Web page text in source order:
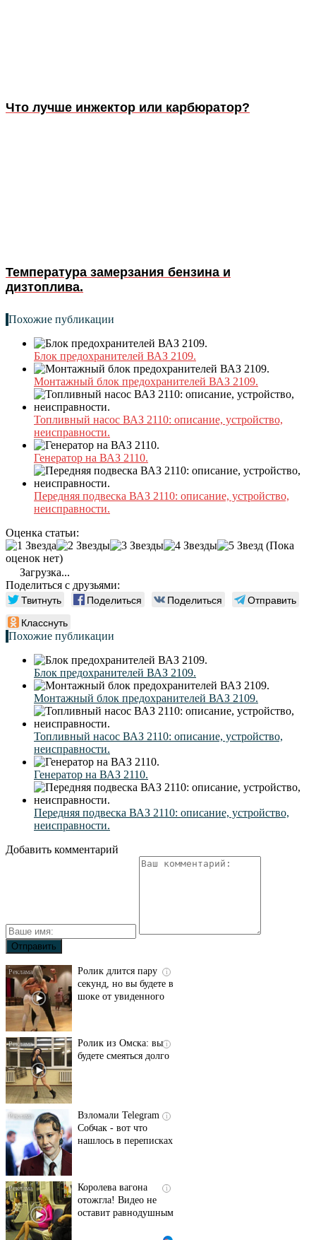
Что лучше инжектор или карбюратор?
Температура замерзания бензина и
дизтоплива.
Похожие публикации
Блок предохранителей ВАЗ 2109.
Монтажный блок предохранителей ВАЗ 2109.
Топливный насос ВАЗ 2110: описание, устройство,
неисправности.
Генератор на ВАЗ 2110.
Передняя подвеска ВАЗ 2110: описание, устройство,
неисправности.
Оценка статьи:
(Пока
оценок нет)
Загрузка...
Поделиться с друзьями:
Твитнуть Поделиться Поделиться
Отправить
Класснуть
Похожие публикации
Блок предохранителей ВАЗ 2109.
Монтажный блок предохранителей ВАЗ 2109.
Топливный насос ВАЗ 2110: описание, устройство,
неисправности.
Генератор на ВАЗ 2110.
Передняя подвеска ВАЗ 2110: описание, устройство,
неисправности.
Добавить комментарий
i
Ролик длится пару
секунд, но вы будете в
шоке от увиденного
i
Ролик из Омска: вы
будете смеяться долго
i
Взломали Telegram
Собчак - вот что
нашлось в переписках
i
Королева вагона
отожгла! Видео не
оставит равнодушным